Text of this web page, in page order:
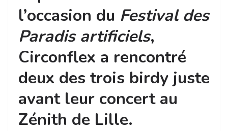
l’occasion du Festival des
Paradis artificiels,
Circonflex a rencontré
deux des trois birdy juste
avant leur concert au
Zénith de Lille.